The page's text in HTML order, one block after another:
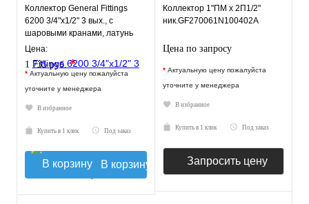
Коллектор General Fittings
6200 3/4"х1/2" 3 вых., c
шаровыми кранами, латунь
никелир., синий регулят
Цена:
1 735 руб.*
* Актуальную цену пожалуйста
уточните у менеджера
В избранное
Купить в 1 клик Под заказ
В корзину
Коллектор 1"ПМ х 2П1/2"
ник.GF270061N100402A
Цена по запросу
* Актуальную цену пожалуйста
уточните у менеджера
В избранное
Купить в 1 клик Под заказ
Запросить цену